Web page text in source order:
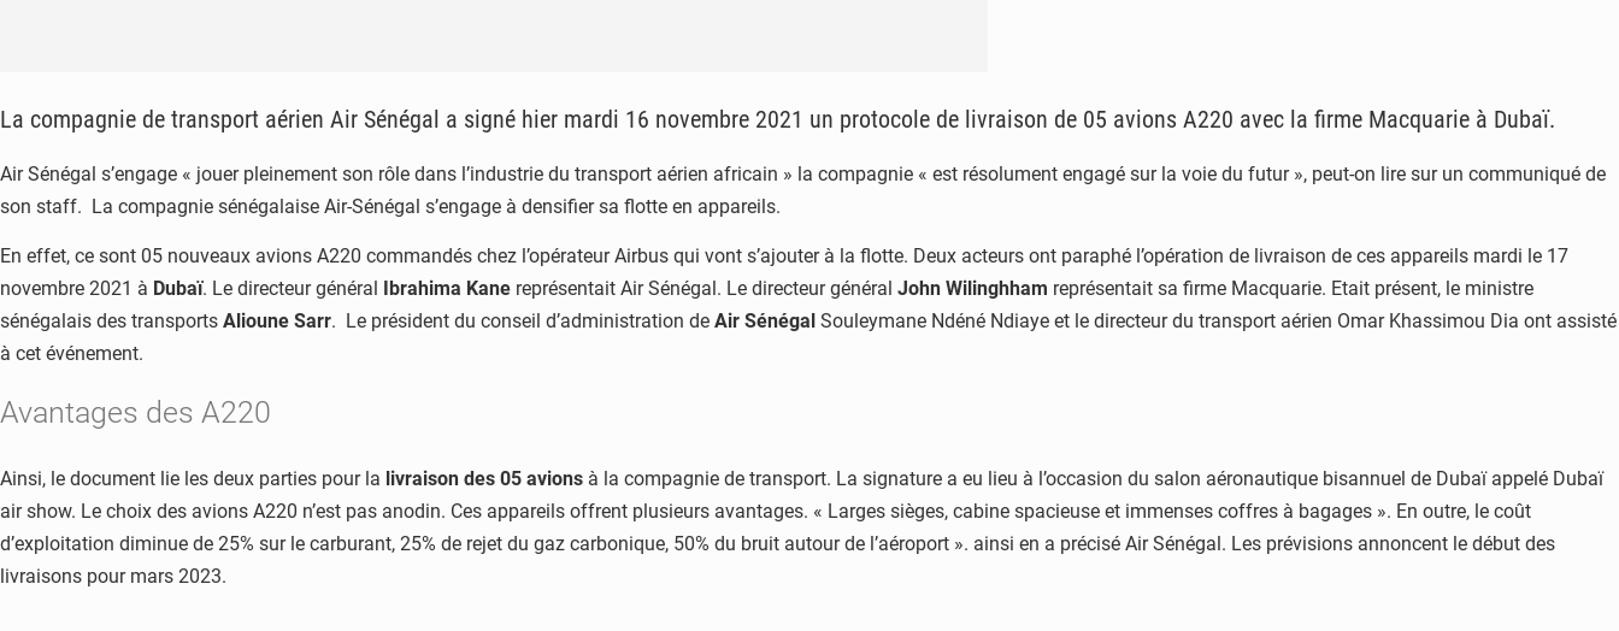
La compagnie de transport aérien Air Sénégal a signé hier mardi 16 novembre 2021 un protocole de livraison de 05 avions A220 avec la firme Macquarie à Dubaï.
Air Sénégal s’engage « jouer pleinement son rôle dans l’industrie du transport aérien africain » la compagnie « est résolument engagé sur la voie du futur », peut-on lire sur un communiqué de
son staff. La compagnie sénégalaise Air-Sénégal s’engage à densifier sa flotte en appareils.
En effet, ce sont 05 nouveaux avions A220 commandés chez l’opérateur Airbus qui vont s’ajouter à la flotte. Deux acteurs ont paraphé l’opération de livraison de ces appareils mardi le 17
novembre 2021 à Dubaï. Le directeur général Ibrahima Kane représentait Air Sénégal. Le directeur général John Wilinghham représentait sa firme Macquarie. Etait présent, le ministre
sénégalais des transports Alioune Sarr. Le président du conseil d’administration de Air Sénégal Souleymane Ndéné Ndiaye et le directeur du transport aérien Omar Khassimou Dia ont assisté
à cet événement.
Avantages des A220
Ainsi, le document lie les deux parties pour la livraison des 05 avions à la compagnie de transport. La signature a eu lieu à l’occasion du salon aéronautique bisannuel de Dubaï appelé Dubaï
air show. Le choix des avions A220 n’est pas anodin. Ces appareils offrent plusieurs avantages. « Larges sièges, cabine spacieuse et immenses coffres à bagages ». En outre, le coût
d’exploitation diminue de 25% sur le carburant, 25% de rejet du gaz carbonique, 50% du bruit autour de l’aéroport ». ainsi en a précisé Air Sénégal. Les prévisions annoncent le début des
livraisons pour mars 2023.